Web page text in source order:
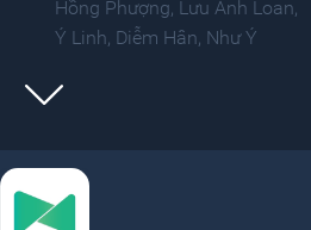
Hồng Phượng Lưu Ánh Loan
Ý Linh Diễm Hân Như Ý